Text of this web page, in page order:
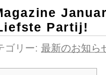
Partij!
ゴリー: 最新のお知ら